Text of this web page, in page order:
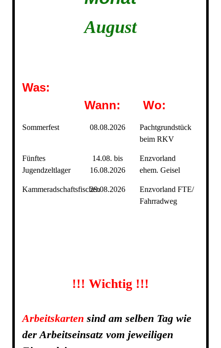
August
Was:
Wann:
Wo:
Sommerfest 08.08.2026
Pachtgrundstück
beim RKV
Fünftes
Jugendzeltlager
14.08. bis
16.08.2026
Enzvorland
ehem. Geisel
Kammeradschaftsfischen29.08.2026
Enzvorland FTE/
Fahrradweg
!!! Wichtig!!!
Arbeitskarten sind am selben Tag wie
der Arbeitseinsatz vom jeweiligen